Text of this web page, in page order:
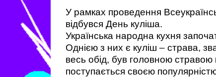
У рамках проведення
відбувся День куліша.
Українська народна кухня
Однією з них є куліш – страва,
весь обід, був головною стравою
поступається своєю